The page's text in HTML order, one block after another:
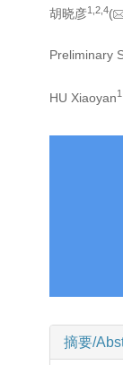
胡晓彦1, 2, 4(
Preliminary
HU Xiaoyan1,
摘要/